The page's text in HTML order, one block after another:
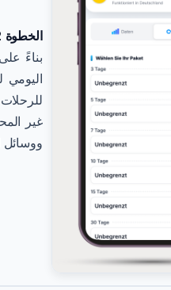
الخطوة 2: قم بتخصيص واختيار خطة eSIM الخاصة بك:
بناءً
اليومي
غير
ووسائل